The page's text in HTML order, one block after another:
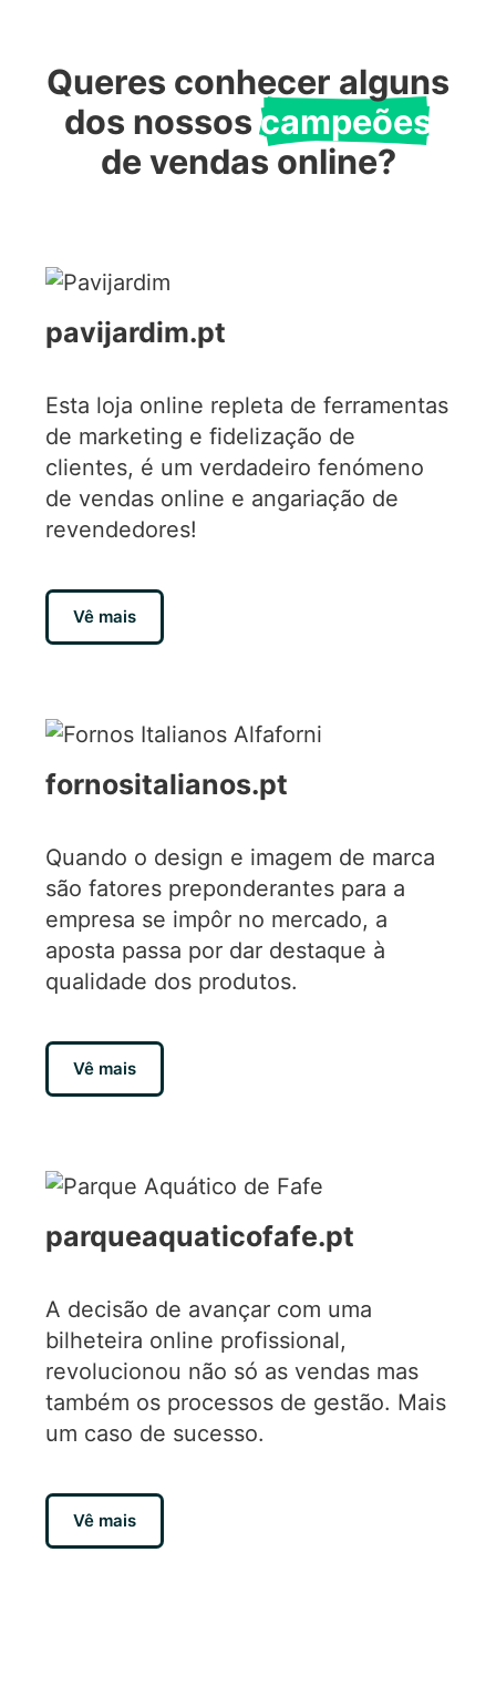
Queres conhecer alguns
dos nossoscampeões
de vendas online?
pavijardim.pt
Esta loja online repleta de ferramentas
de marketing e fidelização de
clientes, é um verdadeiro fenómeno
de vendas online e angariação de
revendedores!
Vê mais
fornositalianos.pt
Quando o design e imagem de marca
são fatores preponderantes para a
empresa se impôr no mercado, a
aposta passa por dar destaque à
qualidade dos produtos.
Vê mais
parqueaquaticofafe.pt
A decisão de avançar com uma
bilheteira online profissional,
revolucionou não só as vendas mas
também os processos de gestão. Mais
um caso de sucesso.
Vê mais